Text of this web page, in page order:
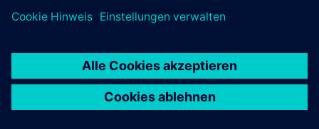
Cookie Notice
Digital ID